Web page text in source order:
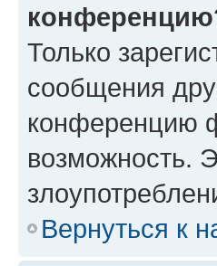
Только
сообщения
конференцию
возможность.
Вернуться к